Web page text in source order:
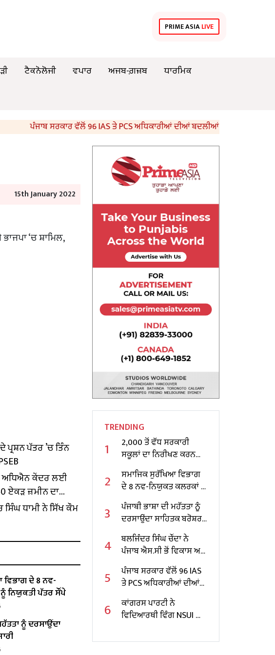
PRIME ASIALIVE
ਟੈਕਨੋਲੋਜੀ ਵਪਾਰ ਅਜਬ-ਗ਼ਜ਼ਬ
ਧਾਰਮਿਕ
ਪੰਜਾਬ ਸਰਕਾਰ ਵੱਲੋਂ 96 IAS ਤੇ PCS ਅਧਿਕਾਰੀਆਂ ਦੀਆਂ ਬਦਲੀਆਂ
15th January 2022
‘ਚ ਸ਼ਾਮਿਲ,
ਪ੍ਰਸ਼ਨ ਪੱਤਰ ’ਚ ਤਿੰਨ
ਅਧਿਐਨ ਕੇਂਦਰ ਲਈ
ਏਕੜ ਜ਼ਮੀਨ ਦਾ
ਸਿੰਘ ਧਾਮੀ ਨੇ ਸਿੱਖ ਕੌਮ
ਦੇ 8 ਨਵ-
ਨਿਯੁਕਤੀ ਪੱਤਰ ਸੌਂਪੇ
ਨੂੰ ਦਰਸਾਉਂਦਾ
TRENDING
1
2,000 ਤੋਂ ਵੱਧ ਸਰਕਾਰੀ
ਸਕੂਲਾਂ ਦਾ ਨਿਰੀਖਣ ਕਰਨ
ਵਾਲੇ ਪੰਜਾਬ ਦੇ ਪਹਿਲੇ
ਸਿੱਖਿਆ ਮੰਤਰੀ ਬਣੇ ਹਰਜੋਤ
ਸਿੰਘ ਬੈਂਸ
2
ਸਮਾਜਿਕ ਸੁਰੱਖਿਆ ਵਿਭਾਗ
ਦੇ 8 ਨਵ-ਨਿਯੁਕਤ ਕਲਰਕਾਂ ਨੂੰ
ਨਿਯੁਕਤੀ ਪੱਤਰ ਸੌਂਪੇ
3
ਪੰਜਾਬੀ ਭਾਸ਼ਾ ਦੀ ਮਹੱਤਤਾ ਨੂੰ
ਦਰਸਾਉਂਦਾ ਸਾਹਿਤਕ ਬਰੋਸ਼ਰ
ਜਾਰੀ
4
ਬਲਜਿੰਦਰ ਸਿੰਘ ਚੌਂਦਾ ਨੇ
ਪੰਜਾਬ ਐਸ.ਸੀ ਭੋਂ ਵਿਕਾਸ ਅਤੇ
ਵਿੱਤ ਕਾਰਪੋਰੇਸ਼ਨ ਦੇ ਚੇਅਰਮੈਨ
ਵਜੋਂ ਸੰਭਾਲਿਆ ਕਾਰਜਭਾਰ
5
ਪੰਜਾਬ ਸਰਕਾਰ ਵੱਲੋਂ 96 IAS
ਤੇ PCS ਅਧਿਕਾਰੀਆਂ ਦੀਆਂ
ਬਦਲੀਆਂ
6
ਕਾਂਗਰਸ ਪਾਰਟੀ ਨੇ
ਵਿਦਿਆਰਥੀ ਵਿੰਗ NSUI ਦਾ